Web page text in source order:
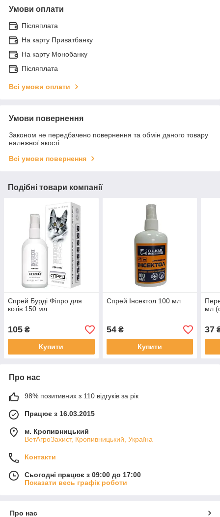
Умови оплати
Післяплата
На карту Приватбанку
На карту Монобанку
Післяплата
Всі умови оплати
Умови повернення
Законом не передбачено повернення та обмін даного товару
належної якості
Всі умови повернення
Подібні товари компанії
Спрей Бурді Фіпро для
котів 150 мл
105 ₴
Купити
Спрей Інсектол 100 мл
54₴
Купити
мл
37
Про нас
98% позитивних з 110 відгуків за рік
Працює з 16.03.2015
м. Кропивницький
ВетАгроЗахист, Кропивницький, Україна
Контакти
Сьогодні працює з 09:00 до 17:00
Показати весь графік роботи
Про нас